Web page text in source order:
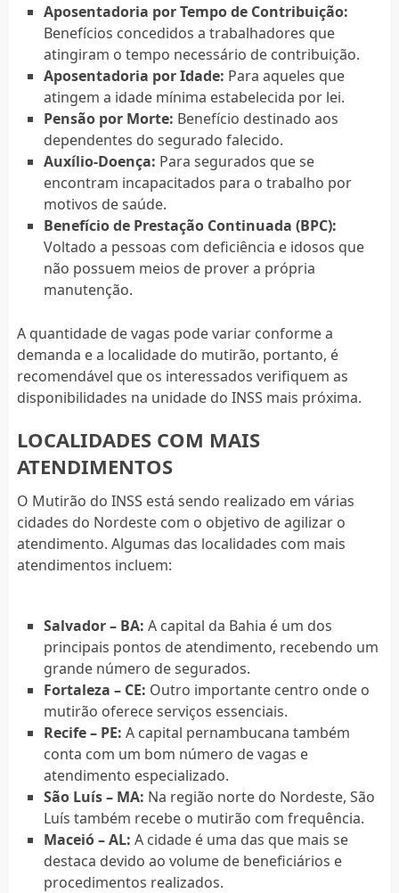
Aposentadoria por Tempo de Contribuição:
Benefícios concedidos a trabalhadores que
atingiram o tempo necessário de contribuição.
Aposentadoria por Idade: Para aqueles que
atingem a idade mínima estabelecida por lei.
Pensão por Morte: Benefício destinado aos
dependentes do segurado falecido.
Auxílio-Doença: Para segurados que se
encontram incapacitados para o trabalho por
motivos de saúde.
Benefício de Prestação Continuada (BPC):
Voltado a pessoas com deficiência e idosos que
não possuem meios de prover a própria
manutenção.
A quantidade de vagas pode variar conforme a
demanda e a localidade do mutirão, portanto, é
recomendável que os interessados verifiquem as
disponibilidades na unidade do INSS mais próxima.
LOCALIDADES COM MAIS
ATENDIMENTOS
O Mutirão do INSS está sendo realizado em várias
cidades do Nordeste com o objetivo de agilizar o
atendimento. Algumas das localidades com mais
atendimentos incluem:
Salvador – BA: A capital da Bahia é um dos
principais pontos de atendimento, recebendo um
grande número de segurados.
Fortaleza – CE: Outro importante centro onde o
mutirão oferece serviços essenciais.
Recife – PE: A capital pernambucana também
conta com um bom número de vagas e
atendimento especializado.
São Luís – MA: Na região norte do Nordeste, São
Luís também recebe o mutirão com frequência.
Maceió – AL: A cidade é uma das que mais se
destaca devido ao volume de beneficiários e
procedimentos realizados.